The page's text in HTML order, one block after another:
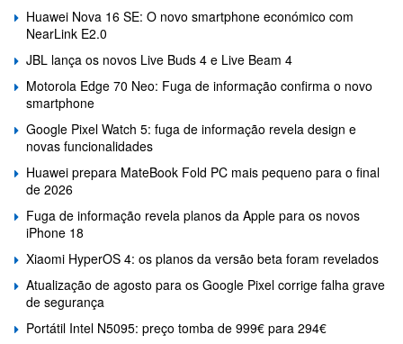
Huawei Nova 16 SE: O novo smartphone económico com
NearLink E2.0
JBL lança os novos Live Buds 4 e Live Beam 4
Motorola Edge 70 Neo: Fuga de informação confirma o novo
smartphone
Google Pixel Watch 5: fuga de informação revela design e
novas funcionalidades
Huawei prepara MateBook Fold PC mais pequeno para o final
de 2026
Fuga de informação revela planos da Apple para os novos
iPhone 18
Xiaomi HyperOS 4: os planos da versão beta foram revelados
Atualização de agosto para os Google Pixel corrige falha grave
de segurança
Portátil Intel N5095: preço tomba de 999€ para 294€